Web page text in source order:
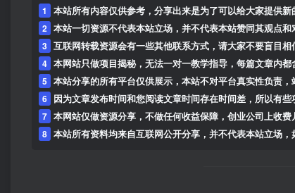
1
本站所有内容仅供参考，分享出来是为了可以给大家提供新
2 本站一切资源不代表本站立场，并不代表本站赞同其观点和
3 互联网转载资源会有一些其他联系方式，请大家不要盲目相
4 本网站只做项目揭秘，无法一对一教学指导，每篇文章内都
5 本站分享的所有平台仅供展示，本站不对平台真实性负责
6 因为文章发布时间和您阅读文章时间存在时间差，所以有
7 本网站仅做资源分享，不做任何收益保障，创业公司上收
8 本站所有资料均来自互联网公开分享，并不代表本站立场